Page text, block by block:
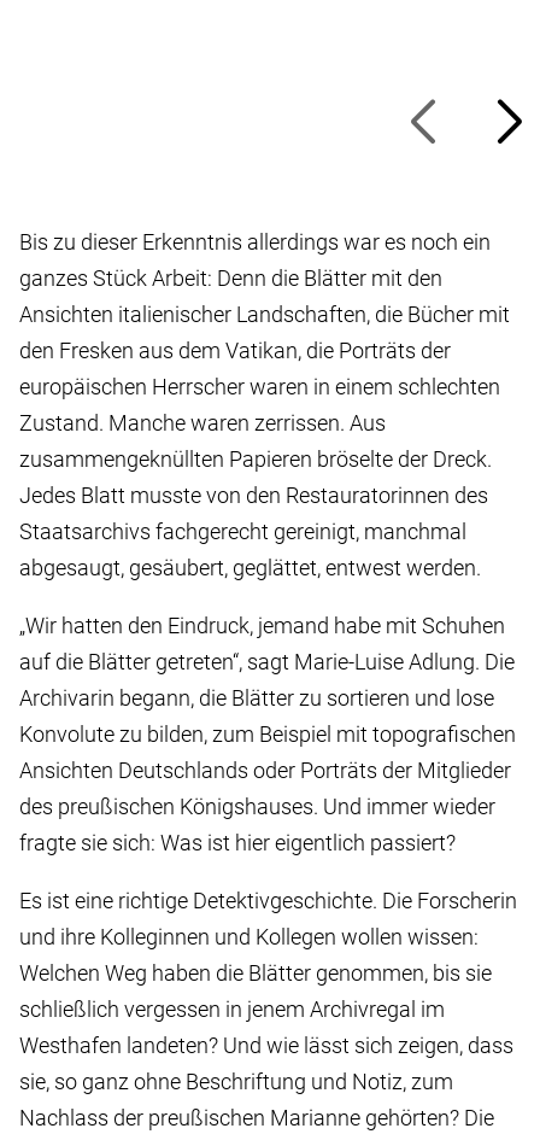
Bis zu dieser Erkenntnis allerdings war es noch ein
ganzes Stück Arbeit: Denn die Blätter mit den
Ansichten italienischer Landschaften, die Bücher mit
den Fresken aus dem Vatikan, die Porträts der
europäischen Herrscher waren in einem schlechten
Zustand. Manche waren zerrissen. Aus
zusammengeknüllten Papieren bröselte der Dreck.
Jedes Blatt musste von den Restauratorinnen des
Staatsarchivs fachgerecht gereinigt, manchmal
abgesaugt, gesäubert, geglättet, entwest werden.
„Wir hatten den Eindruck, jemand habe mit Schuhen
auf die Blätter getreten“, sagt Marie-Luise Adlung. Die
Archivarin begann, die Blätter zu sortieren und lose
Konvolute zu bilden, zum Beispiel mit topografischen
Ansichten Deutschlands oder Porträts der Mitglieder
des preußischen Königshauses. Und immer wieder
fragte sie sich: Was ist hier eigentlich passiert?
Es ist eine richtige Detektivgeschichte. Die Forscherin
und ihre Kolleginnen und Kollegen wollen wissen:
Welchen Weg haben die Blätter genommen, bis sie
schließlich vergessen in jenem Archivregal im
Westhafen landeten? Und wie lässt sich zeigen, dass
sie, so ganz ohne Beschriftung und Notiz, zum
Nachlass der preußischen Marianne gehörten? Die